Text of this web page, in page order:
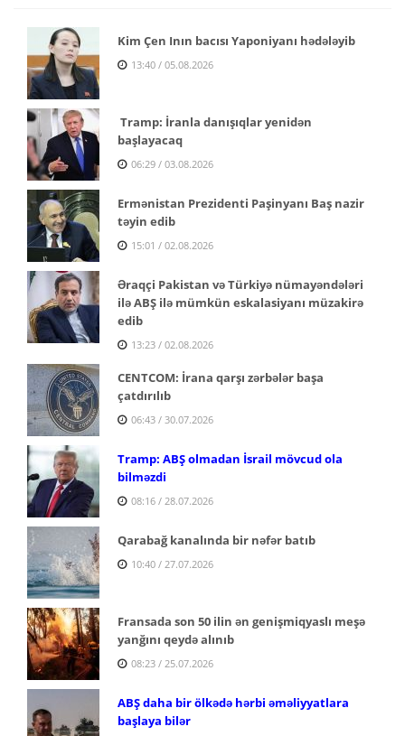
Kim Çen Inın bacısı Yaponiyanı hədələyib
13:40 / 05.08.2026
Tramp: İranla danışıqlar yenidən
başlayacaq
06:29 / 03.08.2026
Ermənistan Prezidenti Paşinyanı Baş nazir
təyin edib
15:01 / 02.08.2026
Əraqçi Pakistan və Türkiyə nümayəndələri
ilə ABŞ ilə mümkün eskalasiyanı müzakirə
edib
13:23 / 02.08.2026
CENTCOM: İrana qarşı zərbələr başa
çatdırılıb
06:43 / 30.07.2026
Tramp: ABŞ olmadan İsrail mövcud ola
bilməzdi
08:16 / 28.07.2026
Qarabağ kanalında bir nəfər batıb
10:40 / 27.07.2026
Fransada son 50 ilin ən genişmiqyaslı meşə
yanğını qeydə alınıb
08:23 / 25.07.2026
ABŞ daha bir ölkədə hərbi əməliyyatlara
başlaya bilər